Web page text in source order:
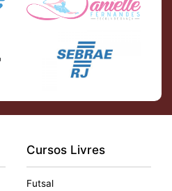
Cursos Livres
Futsal